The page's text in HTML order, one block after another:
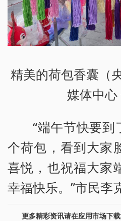
精美的荷包香囊（
媒体中心
“端午节快要
个荷包，看到大家
喜悦，也祝福大家
幸福快乐。”市民李
更多精彩资讯请在应用市场下